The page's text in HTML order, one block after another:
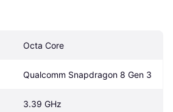
Octa Core
Qualcomm Snapdragon 8 Gen 3
3.39 GHz